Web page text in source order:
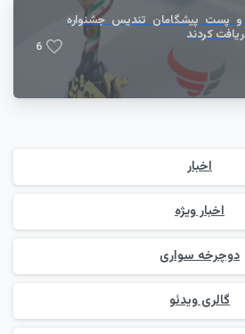
و پست پیشگامان تندیس جشنواره
کردند
6
اخبار
اخبار ویژه
دوچرخه سواری
گالری ویدئو